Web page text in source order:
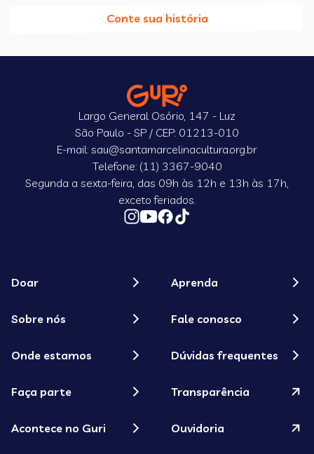
Conte sua história
Largo General Osório, 147 - Luz
São Paulo - SP / CEP: 01213-010
E-mail: sau@santamarcelinacultura.org.br
Telefone: (11) 3367-9040
Segunda a sexta-feira, das 09h às 12h e 13h às 17h,
exceto feriados.
Doar
Sobre nós
Onde estamos
Faça parte
Acontece no Guri
Aprenda
Fale conosco
Dúvidas frequentes
Transparência
Ouvidoria